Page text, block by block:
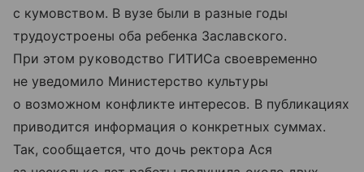
с кумовством. В вузе были в разные годы
трудоустроены оба ребенка Заславского.
При этом руководство ГИТИСа своевременно
не уведомило Министерство культуры
о возможном конфликте интересов. В публикациях
приводится информация о конкретных суммах.
Так, сообщается, что дочь ректора Ася